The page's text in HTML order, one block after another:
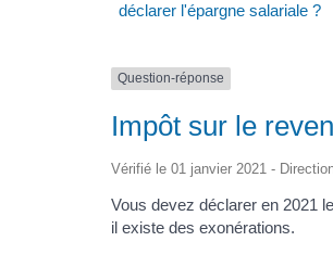
déclarer l'épargne salariale ?
Question-réponse
Impôt sur le
Vérifié le 01 janvier 2021 -
Vous devez déclarer en 2021
il existe des exonérations.